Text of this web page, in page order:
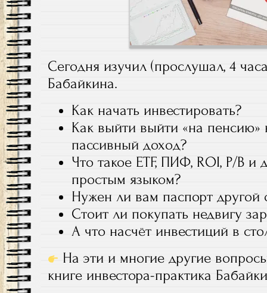
Сегодня изучил (прослушал, 4
Бабайкина.
Как начать инвестировать?
Как выйти выйти «на пенсию»
пассивный доход?
Что такое ETF, ПИФ, ROI, P/B и
простым языком?
Нужен ли вам паспорт другой
Стоит ли покупать недвигу
А что насчёт инвестиций в
На эти и многие другие
книге инвестора-практика